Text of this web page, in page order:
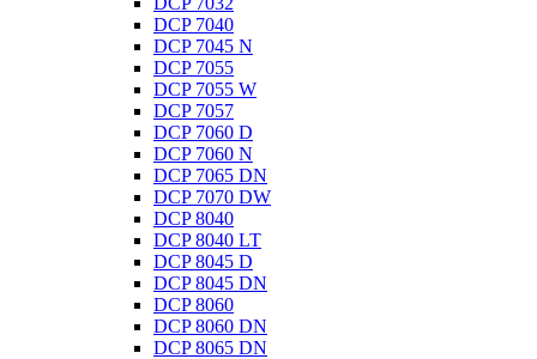
DCP 7040
DCP 7045 N
DCP 7055
DCP 7055 W
DCP 7057
DCP 7060 D
DCP 7060 N
DCP 7065 DN
DCP 7070 DW
DCP 8040
DCP 8040 LT
DCP 8045 D
DCP 8045 DN
DCP 8060
DCP 8060 DN
DCP 8065 DN